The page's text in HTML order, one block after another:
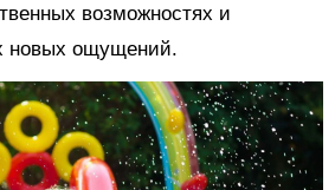
возможностях и
новых ощущений.